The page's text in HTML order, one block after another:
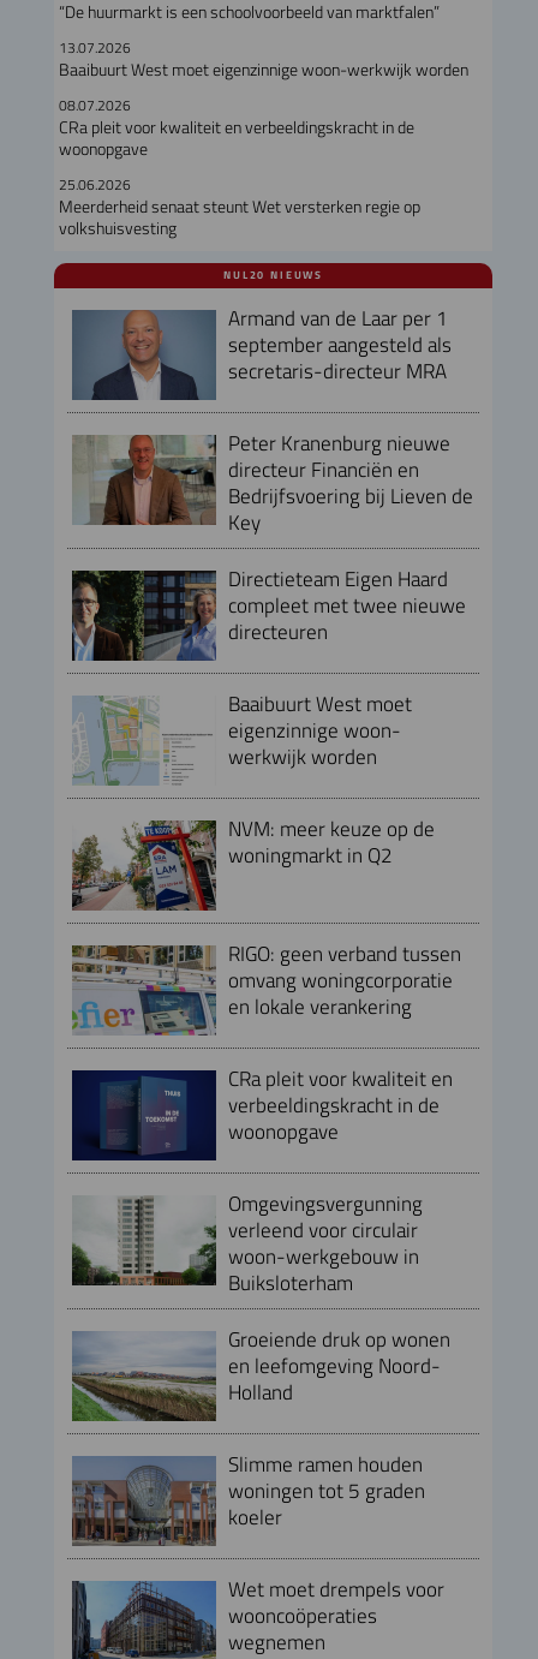
“De huurmarkt is een schoolvoorbeeld van marktfalen”
13.07.2026
Baaibuurt West moet eigenzinnige woon-werkwijk worden
08.07.2026
CRa pleit voor kwaliteit en verbeeldingskracht in de
woonopgave
25.06.2026
Meerderheid senaat steunt Wet versterken regie op
volkshuisvesting
NUL20 NIEUWS
Armand van de Laar per 1
september aangesteld als
secretaris-directeur MRA
Peter Kranenburg nieuwe
directeur Financiën en
Bedrijfsvoering bij Lieven de
Key
Directieteam Eigen Haard
compleet met twee nieuwe
directeuren
Baaibuurt West moet
eigenzinnige woon-
werkwijk worden
NVM: meer keuze op de
woningmarkt in Q2
RIGO: geen verband tussen
omvang woningcorporatie
en lokale verankering
CRa pleit voor kwaliteit en
verbeeldingskracht in de
woonopgave
Omgevingsvergunning
verleend voor circulair
woon-werkgebouw in
Buiksloterham
Groeiende druk op wonen
en leefomgeving Noord-
Holland
Slimme ramen houden
woningen tot 5 graden
koeler
Wet moet drempels voor
wooncoöperaties
wegnemen